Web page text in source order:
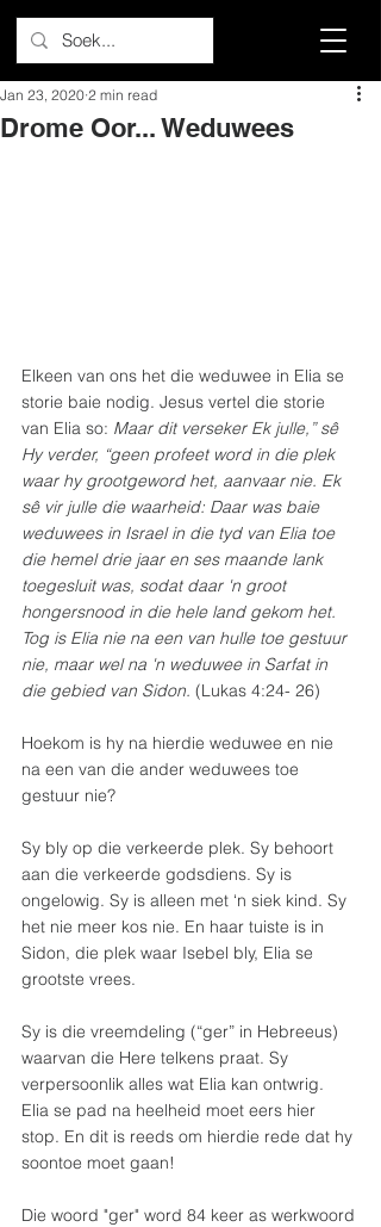
Drome Oor... Weduwees
Jan 23, 2020 2 min read
Elkeen van ons het die weduwee in Elia se
storie baie nodig. Jesus vertel die storie
van Elia so: Maar dit verseker Ek julle,” sê
Hy verder, “geen profeet word in die plek
waar hy grootgeword het, aanvaar nie. Ek
sê vir julle die waarheid: Daar was baie
weduwees in Israel in die tyd van Elia toe
die hemel drie jaar en ses maande lank
toegesluit was, sodat daar 'n groot
hongersnood in die hele land gekom het.
Tog is Elia nie na een van hulle toe gestuur
nie, maar wel na 'n weduwee in Sarfat in
die gebied van Sidon. (Lukas 4:24- 26)
Hoekom is hy na hierdie weduwee en nie
na een van die ander weduwees toe
gestuur nie?
Sy bly op die verkeerde plek. Sy behoort
aan die verkeerde godsdiens. Sy is
ongelowig. Sy is alleen met ‘n siek kind. Sy
het nie meer kos nie. En haar tuiste is in
Sidon, die plek waar Isebel bly, Elia se
grootste vrees.
Sy is die vreemdeling (“ger” in Hebreeus)
waarvan die Here telkens praat. Sy
verpersoonlik alles wat Elia kan ontwrig.
Elia se pad na heelheid moet eers hier
stop. En dit is reeds om hierdie rede dat hy
soontoe moet gaan!
Die woord "ger" word 84 keer as werkwoord